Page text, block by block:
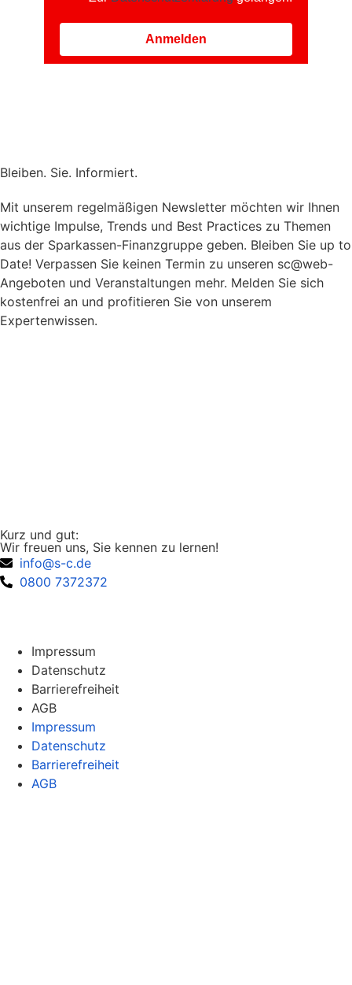
Anmelden
Bleiben. Sie. Informiert.
Mit unserem regelmäßigen Newsletter möchten wir Ihnen
wichtige Impulse, Trends und Best Practices zu Themen
aus der Sparkassen-Finanzgruppe geben. Bleiben Sie up to
Date! Verpassen Sie keinen Termin zu unseren sc@web-
Angeboten und Veranstaltungen mehr. Melden Sie sich
kostenfrei an und profitieren Sie von unserem
Expertenwissen.
Kurz und gut:
Wir freuen uns, Sie kennen zu lernen!
info@s-c.de
0800 7372372
Impressum
Datenschutz
Barrierefreiheit
AGB
Impressum
Datenschutz
Barrierefreiheit
AGB